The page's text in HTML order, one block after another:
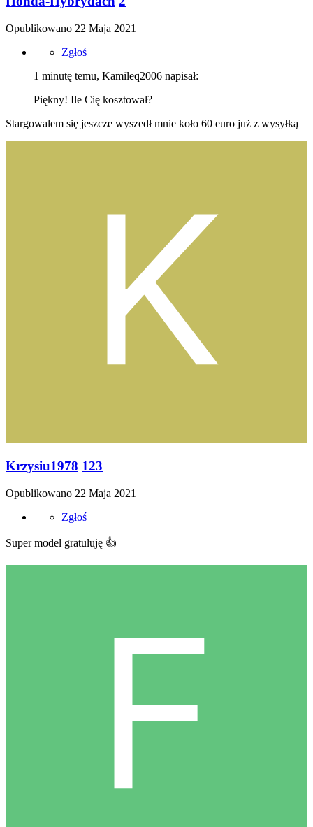
Opublikowano 22 Maja 2021
Zgłoś
1 minutę temu, Kamileq2006 napisał:
Piękny! Ile Cię kosztował?
Stargowalem się jeszcze wyszedł mnie koło 60 euro już z wysyłką
Krzysiu1978 123
Opublikowano 22 Maja 2021
Zgłoś
Super model gratuluję 👍